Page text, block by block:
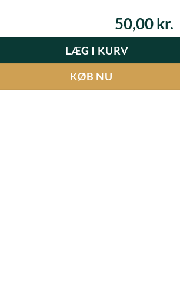
50,00kr.
LÆG I KURV
KØB NU